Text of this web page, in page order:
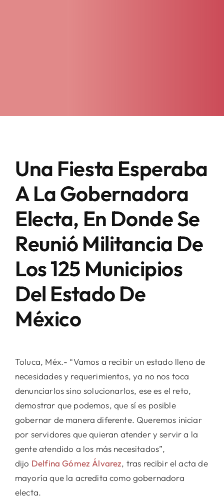
Una Fiesta Esperaba
A La Gobernadora
Electa, En Donde Se
Reunió Militancia De
Los 125 Municipios
Del Estado De
México
Toluca, Méx.- “Vamos a recibir un estado lleno de
necesidades y requerimientos, ya no nos toca
denunciarlos sino solucionarlos, ese es el reto,
demostrar que podemos, que sí es posible
gobernar de manera diferente. Queremos iniciar
por servidores que quieran atender y servir a la
gente atendido a los más necesitados”,
dijo Delfina Gómez Álvarez, tras recibir el acta de
mayoría que la acredita como gobernadora
electa.